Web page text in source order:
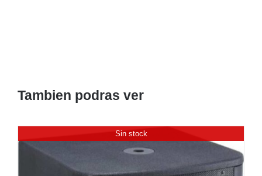
Tambien podras ver
Sin stock